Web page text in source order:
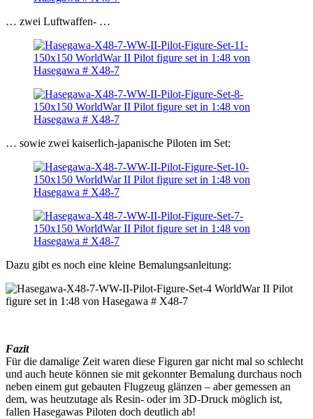
… zwei Luftwaffen- …
… sowie zwei kaiserlich-japanische Piloten im Set:
Dazu gibt es noch eine kleine Bemalungsanleitung:
Fazit
Für die damalige Zeit waren diese Figuren gar nicht mal so schlecht
und auch heute können sie mit gekonnter Bemalung durchaus noch
neben einem gut gebauten Flugzeug glänzen – aber gemessen an
dem, was heutzutage als Resin- oder im 3D-Druck möglich ist,
fallen Hasegawas Piloten doch deutlich ab!